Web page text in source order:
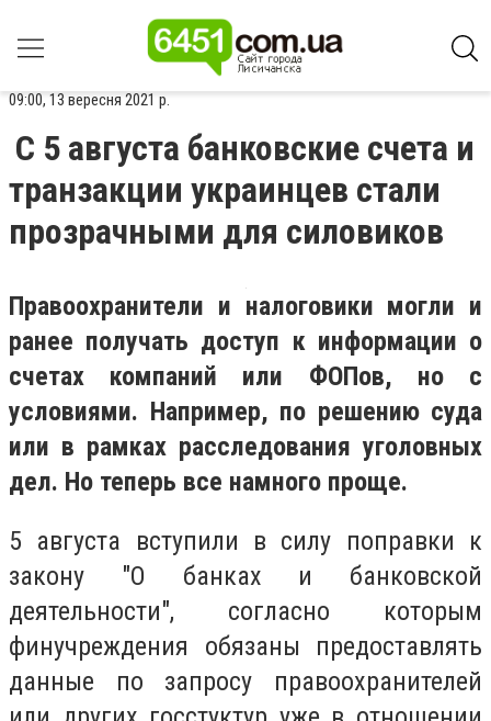
09:00, 13 вересня 2021 р.
C 5 августа банковские счета и
транзакции украинцев стали
прозрачными для силовиков
Правоохранители и налоговики могли и
ранее получать доступ к информации о
счетах компаний или ФОПов, но с
условиями. Например, по решению суда
или в рамках расследования уголовных
дел. Но теперь все намного проще.
5 августа вступили в силу поправки к
закону "О банках и банковской
деятельности", согласно которым
финучреждения обязаны предоставлять
данные по запросу правоохранителей